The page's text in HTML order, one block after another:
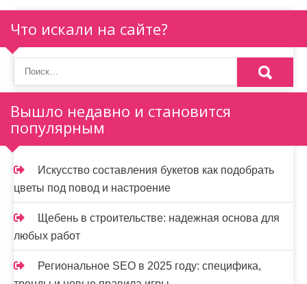
и
я
п
о
з
а
п
и
с
я
м
Что искали на сайте?
Вышло недавно и становится
популярным
Искусство составления букетов как подобрать
цветы под повод и настроение
Щебень в строительстве: надежная основа для
любых работ
Региональное SEO в 2025 году: специфика,